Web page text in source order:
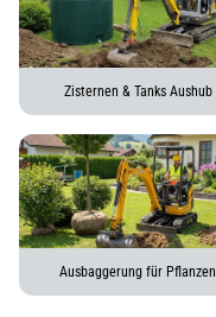
Zisternen & Tanks Aushub
Ausbaggerung für Pflanzen